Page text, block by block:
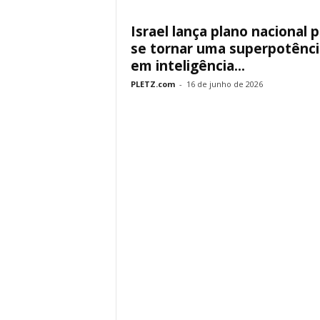
Israel lança plano nacional
se tornar uma
em inteligência...
PLETZ.com - 16 de junho de 2026